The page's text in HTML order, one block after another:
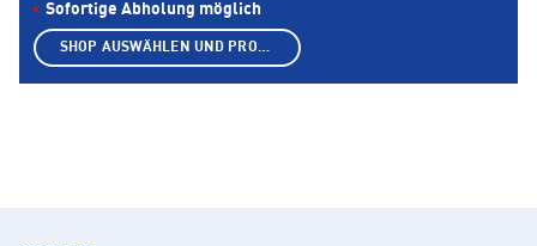
Sofortige Abholung möglich
SHOP AUSWÄHLEN UND PRODUKTE ANZEIGEN